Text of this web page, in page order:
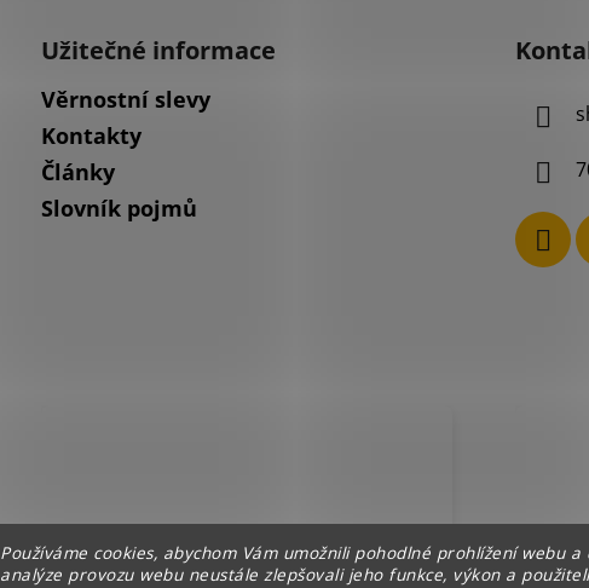
Používáme cookies, abychom Vám umožnili pohodlné prohlížení webu a
analýze provozu webu neustále zlepšovali jeho funkce, výkon a
Užitečné informace
Věrnostní slevy
Kontakty
Články
Slovník pojmů